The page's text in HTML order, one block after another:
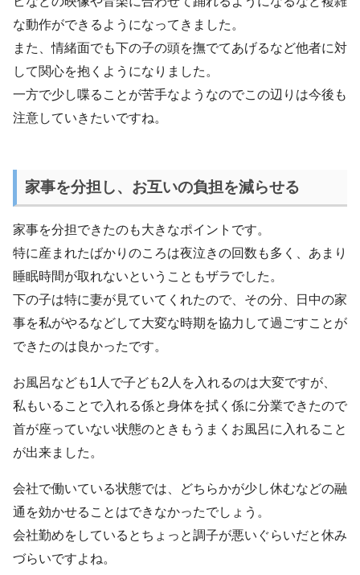
な動作ができるようになってきました。
また、情緒面でも下の子の頭を撫でてあげるなど他者に対
して関心を抱くようになりました。
一方で少し喋ることが苦手なようなのでこの辺りは今後も
注意していきたいですね。
家事を分担し、お互いの負担を減らせる
家事を分担できたのも大きなポイントです。
特に産まれたばかりのころは夜泣きの回数も多く、あまり
睡眠時間が取れないということもザラでした。
下の子は特に妻が見ていてくれたので、その分、日中の家
事を私がやるなどして大変な時期を協力して過ごすことが
できたのは良かったです。
お風呂なども1人で子ども2人を入れるのは大変ですが、
私もいることで入れる係と身体を拭く係に分業できたので
首が座っていない状態のときもうまくお風呂に入れること
が出来ました。
会社で働いている状態では、どちらかが少し休むなどの融
通を効かせることはできなかったでしょう。
会社勤めをしているとちょっと調子が悪いぐらいだと休み
づらいですよね。